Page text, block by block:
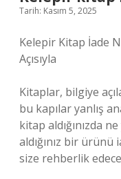
Tarih: Kasım 5, 2025
Kelepir Kitap İade
Açısıyla
Kitaplar, bilgiye
bu kapılar yanlış
kitap aldığınızda
aldığınız bir ürünü
size rehberlik